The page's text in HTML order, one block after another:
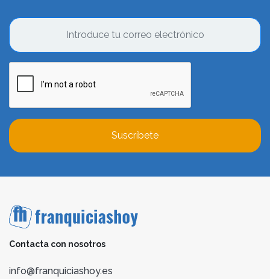
Suscríbete
Contacta con nosotros
info@franquiciashoy.es